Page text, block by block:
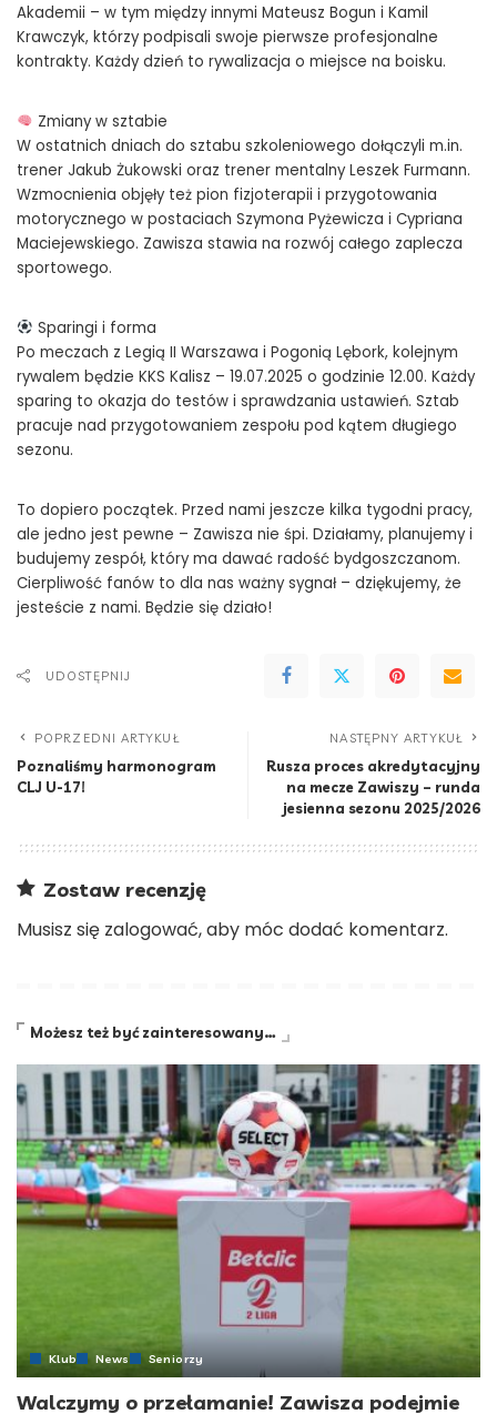
Akademii – w tym między innymi Mateusz Bogun i Kamil
Krawczyk, którzy podpisali swoje pierwsze profesjonalne
kontrakty. Każdy dzień to rywalizacja o miejsce na boisku.
Zmiany w sztabie
W ostatnich dniach do sztabu szkoleniowego dołączyli m.in.
trener Jakub Żukowski oraz trener mentalny Leszek Furmann.
Wzmocnienia objęły też pion fizjoterapii i przygotowania
motorycznego w postaciach Szymona Pyżewicza i Cypriana
Maciejewskiego. Zawisza stawia na rozwój całego zaplecza
sportowego.
Sparingi i forma
Po meczach z Legią II Warszawa i Pogonią Lębork, kolejnym
rywalem będzie KKS Kalisz – 19.07.2025 o godzinie 12.00. Każdy
sparing to okazja do testów i sprawdzania ustawień. Sztab
pracuje nad przygotowaniem zespołu pod kątem długiego
sezonu.
To dopiero początek. Przed nami jeszcze kilka tygodni pracy,
ale jedno jest pewne – Zawisza nie śpi. Działamy, planujemy i
budujemy zespół, który ma dawać radość bydgoszczanom.
Cierpliwość fanów to dla nas ważny sygnał – dziękujemy, że
jesteście z nami. Będzie się działo!
UDOSTĘPNIJ
POPRZEDNI ARTYKUŁ
Poznaliśmy harmonogram
CLJ U-17!
NASTĘPNY ARTYKUŁ
Rusza proces akredytacyjny
na mecze Zawiszy – runda
jesienna sezonu 2025/2026
Zostaw recenzję
Musisz się zalogować, aby móc dodać komentarz.
Możesz też być zainteresowany…
Klub News Seniorzy
Walczymy o przełamanie! Zawisza podejmie